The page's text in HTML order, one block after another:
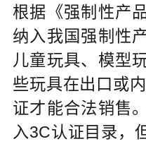
根据《强制性产
纳入我国强制性
儿童玩具、模型
些玩具在出口或
证才能合法销售
入3C认证目录，